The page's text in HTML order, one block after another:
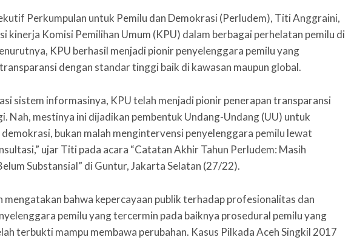
Perkumpulan untuk Pemilu dan Demokrasi (Perludem), Titi Anggraini,
kinerja Komisi Pemilihan Umum (KPU) dalam berbagai perhelatan pemilu di
KPU berhasil menjadi pionir penyelenggara pemilu yang
dengan standar tinggi baik di kawasan maupun global.
sistem informasinya, KPU telah menjadi pionir penerapan transparansi
Nah, mestinya ini dijadikan pembentuk Undang-Undang (UU) untuk
bukan malah mengintervensi penyelenggara pemilu lewat
ujar Titi pada acara “Catatan Akhir Tahun Perludem: Masih
Substansial” di Guntur, Jakarta Selatan (27/22).
mengatakan bahwa kepercayaan publik terhadap profesionalitas dan
pemilu yang tercermin pada baiknya prosedural pemilu yang
terbukti mampu membawa perubahan. Kasus Pilkada Aceh Singkil 2017